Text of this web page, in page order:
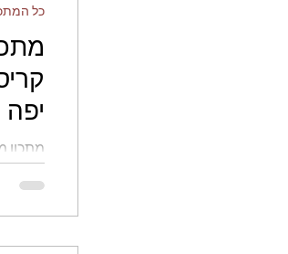
עוגות
חגים
פירות
יפה
מתכון
כל